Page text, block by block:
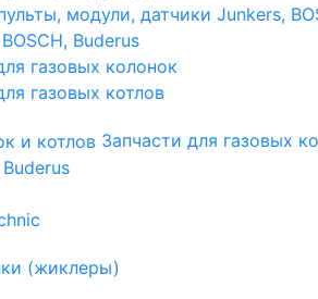
модули, датчики Junkers,
Buderus
газовых колонок
газовых котлов
Запчасти для газовых
(жиклеры)